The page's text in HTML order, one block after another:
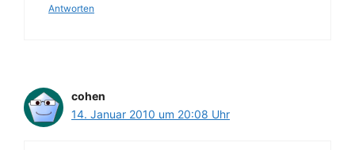
Antworten
cohen
14. Januar 2010 um 20:08 Uhr